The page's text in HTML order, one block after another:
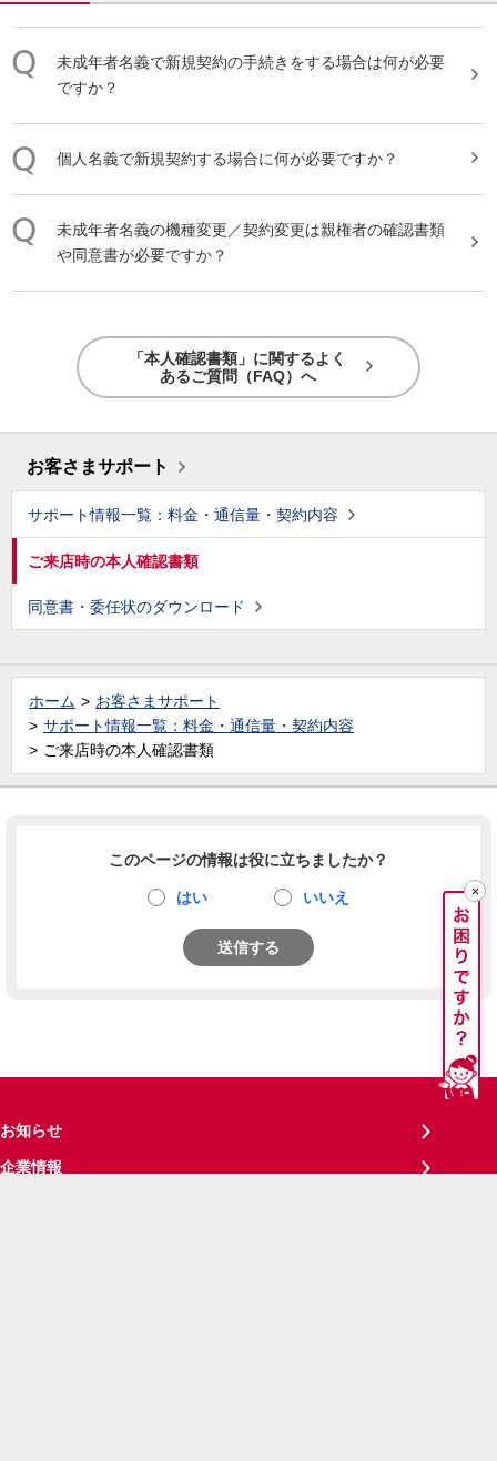
未成年者名義で新規契約の手続きをする場合は何が必要
ですか？
個人名義で新規契約する場合に何が必要ですか？
未成年者名義の機種変更／契約変更は親権者の確認書類
や同意書が必要ですか？
「本人確認書類」に関するよく
あるご質問（FAQ）へ
お客さまサポート
サポート情報一覧：料金・通信量・契約内容
ご来店時の本人確認書類
同意書・委任状のダウンロード
ホーム
お客さまサポート
サポート情報一覧：料金・通信量・契約内容
ご来店時の本人確認書類
このページの情報は役に立ちましたか？
はい いいえ
送信する
お知らせ
企業情報